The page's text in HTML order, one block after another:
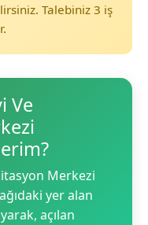
Talebiniz 3 iş
Ve
Merkezi
yer alan
açılan